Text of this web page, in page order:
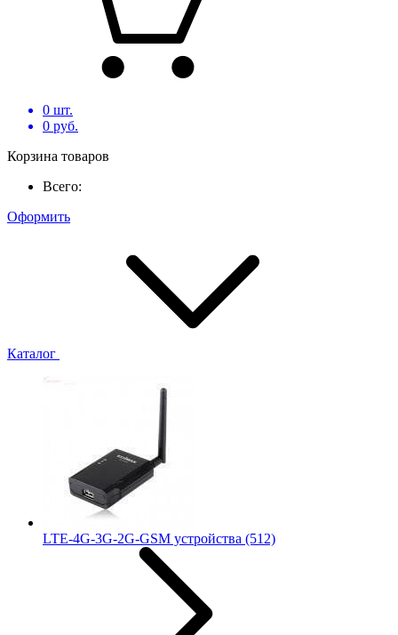
0 шт.
0 руб.
Корзина товаров
Всего:
Оформить
Каталог
LTE-4G-3G-2G-GSM устройства (512)